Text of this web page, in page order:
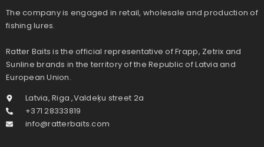
The company is engaged in retail, wholesale and production of
fishing lures.
Ratter Baits is the official representative of Frapp, Zetrix and
Sunline brands in the territory of the Republic of Latvia and
European Union.
Latvia, Riga ,Valdeķu street 2a
+371 28333819
info@ratterbaits.com